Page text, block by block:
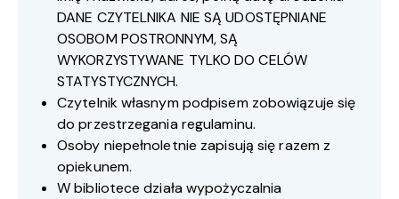
DANE CZYTELNIKA NIE SĄ UDOSTĘPNIANE
OSOBOM POSTRONNYM, SĄ
WYKORZYSTYWANE TYLKO DO CELÓW
STATYSTYCZNYCH.
Czytelnik własnym podpisem zobowiązuje się
do przestrzegania regulaminu.
Osoby niepełnoletnie zapisują się razem z
opiekunem.
W bibliotece działa wypożyczalnia